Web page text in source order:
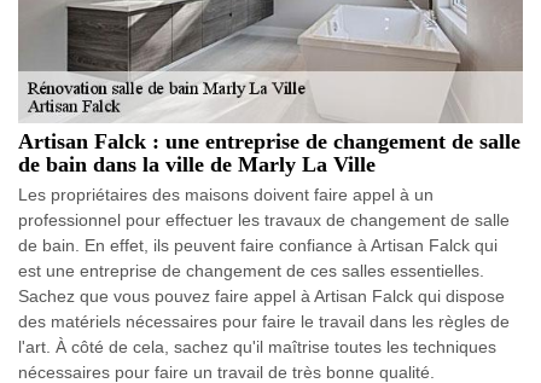
Artisan Falck : une entreprise de changement de salle
de bain dans la ville de Marly La Ville
Les propriétaires des maisons doivent faire appel à un
professionnel pour effectuer les travaux de changement de salle
de bain. En effet, ils peuvent faire confiance à Artisan Falck qui
est une entreprise de changement de ces salles essentielles.
Sachez que vous pouvez faire appel à Artisan Falck qui dispose
des matériels nécessaires pour faire le travail dans les règles de
l'art. À côté de cela, sachez qu'il maîtrise toutes les techniques
nécessaires pour faire un travail de très bonne qualité.